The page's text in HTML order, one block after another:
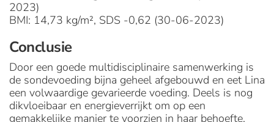
2023)
BMI: 14,73 kg/m², SDS -0,62 (30-06-2023)
Conclusie
Door een goede multidisciplinaire samenwerking is
de sondevoeding bijna geheel afgebouwd en eet Lina
een volwaardige gevarieerde voeding. Deels is nog
dikvloeibaar en energieverrijkt om op een
gemakkelijke manier te voorzien in haar behoefte,